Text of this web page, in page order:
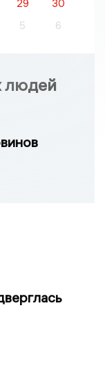
29
30
5 6
людей